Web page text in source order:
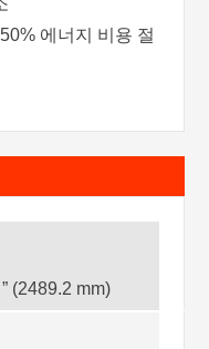
에너지 비용 절
(2489.2 mm)